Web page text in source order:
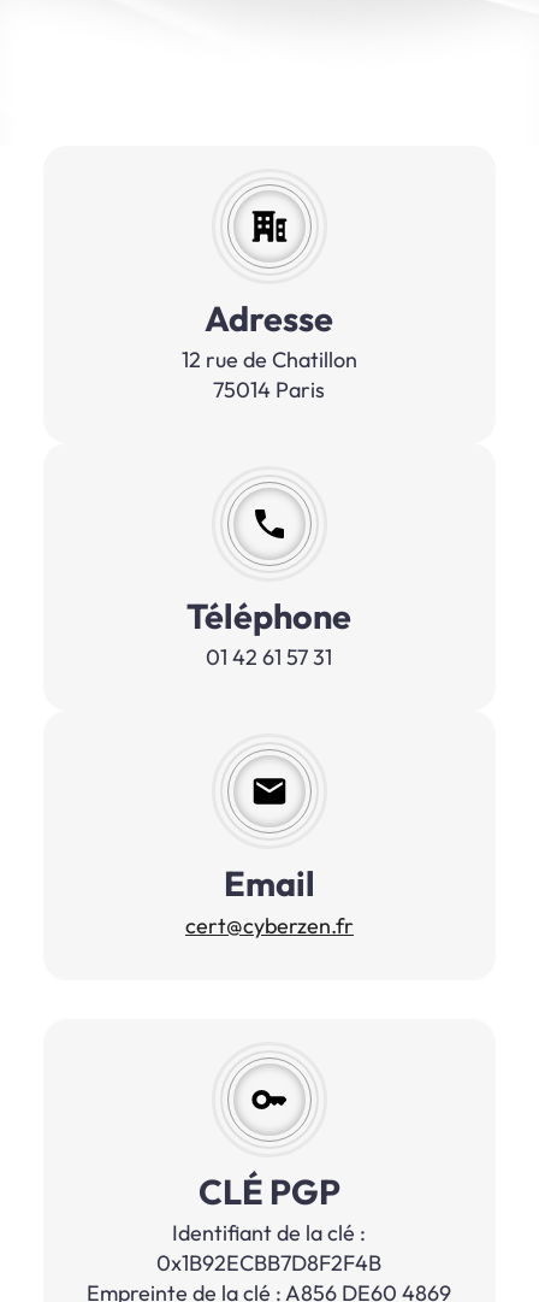
Adresse
12 rue de Chatillon
75014 Paris
Téléphone
01 42 61 57 31
Email
cert@cyberzen.fr
CLÉ PGP
Identifiant de la clé :
0x1B92ECBB7D8F2F4B
Empreinte de la clé : A856 DE60 4869